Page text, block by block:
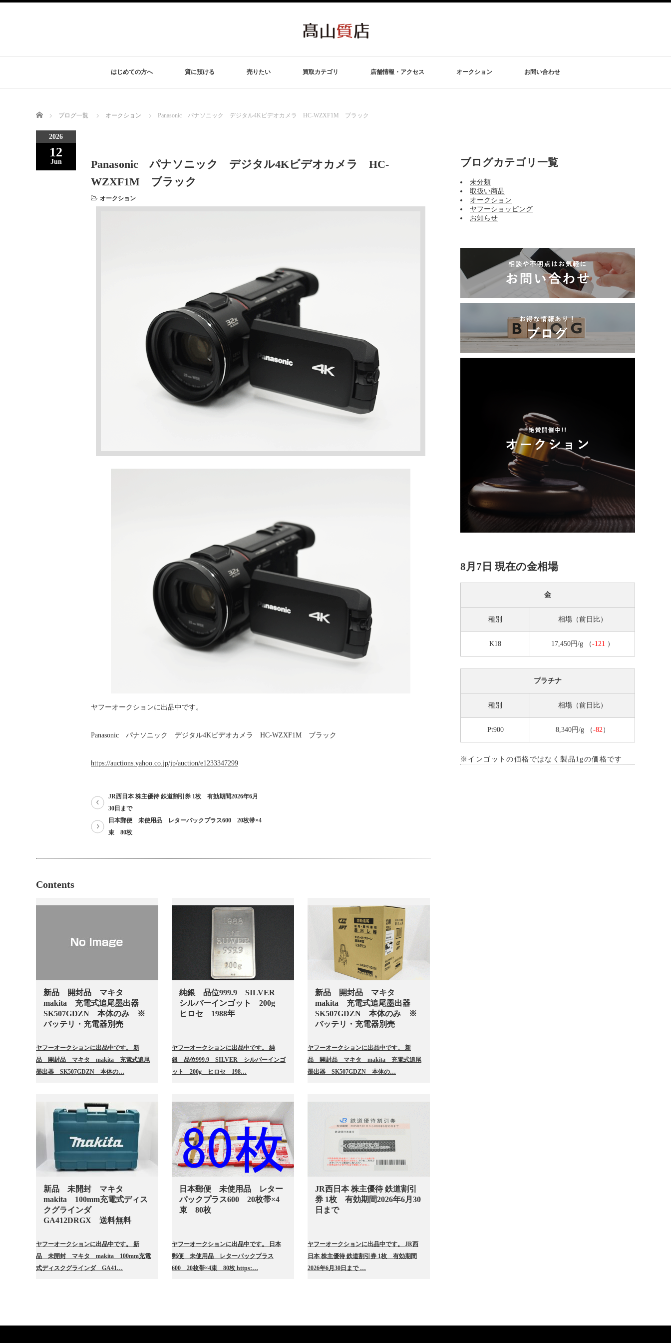
はじめての方へ 質に預ける 売りたい 買取カテゴリ 店舗情報・アクセス オークション お問い合わせ
Home ブログ一覧 オークション Panasonic パナソニック デジタル4Kビデオカメラ HC-WZXF1M ブラック
2026
12
Jun
Panasonic パナソニック デジタル4Kビデオカメラ HC-
WZXF1M ブラック
オークション
ヤフーオークションに出品中です。
Panasonic パナソニック デジタル4Kビデオカメラ HC-WZXF1M ブラック
https://auctions.yahoo.co.jp/jp/auction/e1233347299
JR西日本 株主優待 鉄道割引券 1枚 有効期間2026年6月
30日まで
日本郵便 未使用品 レターパックプラス600 20枚帯×4
束 80枚
Contents
新品 開封品 マキタ
makita 充電式追尾墨出器
SK507GDZN 本体のみ ※
バッテリ・充電器別売
ヤフーオークションに出品中です。 新
品 開封品 マキタ makita 充電式追尾
墨出器 SK507GDZN 本体の…
純銀 品位999.9 SILVER
シルバーインゴット 200g
ヒロセ 1988年
ヤフーオークションに出品中です。 純
銀 品位999.9 SILVER シルバーインゴ
ット 200g ヒロセ 198…
新品 開封品 マキタ
makita 充電式追尾墨出器
SK507GDZN 本体のみ ※
バッテリ・充電器別売
ヤフーオークションに出品中です。 新
品 開封品 マキタ makita 充電式追尾
墨出器 SK507GDZN 本体の…
新品 未開封 マキタ
makita 100mm充電式ディス
クグラインダ
GA412DRGX 送料無料
ヤフーオークションに出品中です。 新
品 未開封 マキタ makita 100mm充電
式ディスクグラインダ GA41…
日本郵便 未使用品 レター
パックプラス600 20枚帯×4
束 80枚
ヤフーオークションに出品中です。 日本
郵便 未使用品 レターパックプラス
600 20枚帯×4束 80枚 https:…
JR西日本 株主優待 鉄道割引
券 1枚 有効期間2026年6月30
日まで
ヤフーオークションに出品中です。 JR西
日本 株主優待 鉄道割引券 1枚 有効期間
2026年6月30日まで …
ブログカテゴリ一覧
未分類
取扱い商品
オークション
ヤフーショッピング
お知らせ
8月7日 現在の金相場
金
種別 相場（前日比）
K18 17,450円/g （-121 ）
プラチナ
種別 相場（前日比）
Pt900 8,340円/g （-82 ）
※インゴットの価格ではなく製品1gの価格です